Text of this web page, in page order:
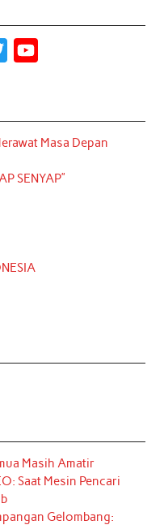
t
t
e
T
u
b
Masa Depan
SENYAP”
Masih Amatir
Saat Mesin Pencari
Gelombang: